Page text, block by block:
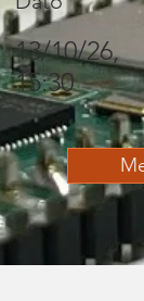
13/10/26,
15:30